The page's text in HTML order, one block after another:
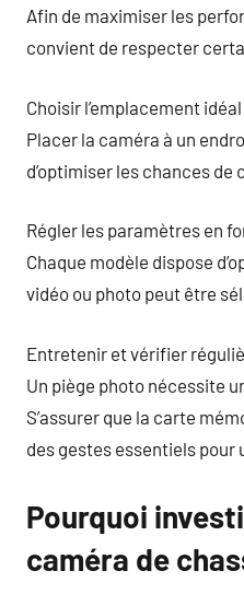
Afin de maximiser les
convient de respecter
Choisir l’emplacement idéal
Placer la caméra à un
d’optimiser les chances de
Régler les paramètres en
Chaque modèle dispose
vidéo ou photo peut être
Entretenir et vérifier
Un piège photo nécessite
S’assurer que la carte
des gestes essentiels
Pourquoi
caméra de